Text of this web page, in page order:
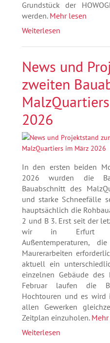
Grundstück der
werden. Mehr lesen
Weiterlesen
News und
zweiten
2026
In den ersten beiden
2026 wurden die
Bauabschnitt des
und starke Schneefälle
hauptsächlich die
2 und B 3. Erst seit der
wir in Erfurt
Außentemperaturen,
Maurerarbeiten
aktuell ein
einzelnen Gebäude des
Februar laufen die
Hochtouren und es
allen Gewerken
Zeitplan einzuholen.
Weiterlesen